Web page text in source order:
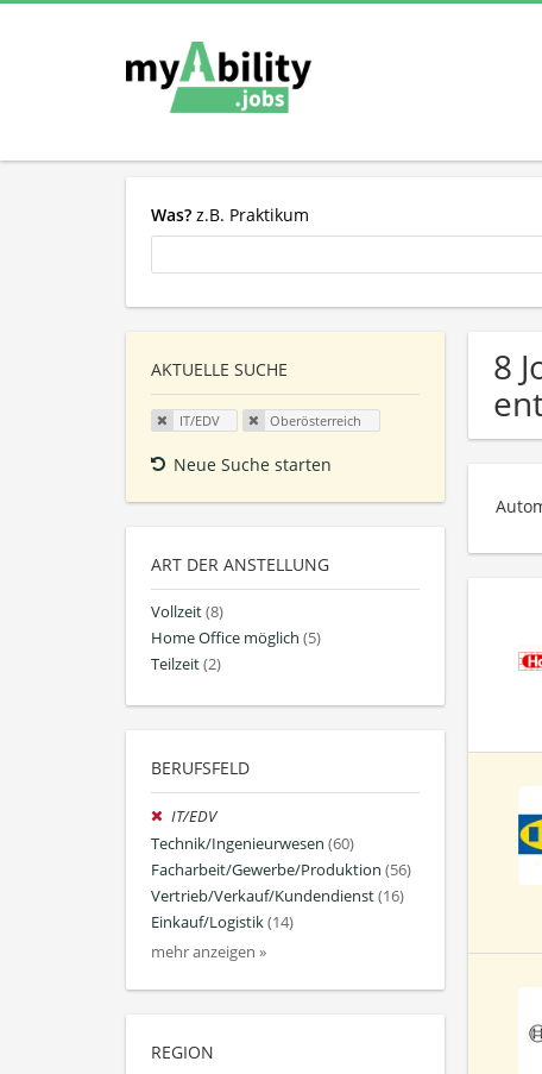
Was? z.B. Praktikum
AKTUELLE SUCHE
IT/EDV Oberösterreich
Neue Suche starten
ART DER ANSTELLUNG
Vollzeit(8)
Home Office möglich (5)
Teilzeit(2)
BERUFSFELD
IT/EDV
Technik/Ingenieurwesen (60)
Facharbeit/Gewerbe/Produktion (56)
Vertrieb/Verkauf/Kundendienst(16)
Einkauf/Logistik(14)
mehr anzeigen »
REGION
8